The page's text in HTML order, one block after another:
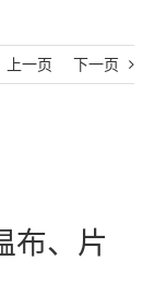
上一页 下一页
布、片